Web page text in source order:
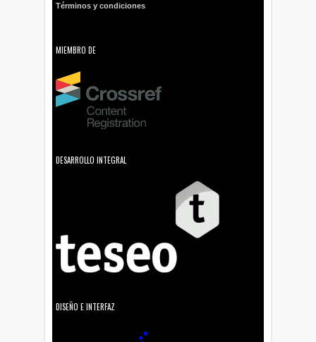
Términos y condiciones
MIEMBRO DE
DESARROLLO INTEGRAL
DISEÑO E INTERFAZ